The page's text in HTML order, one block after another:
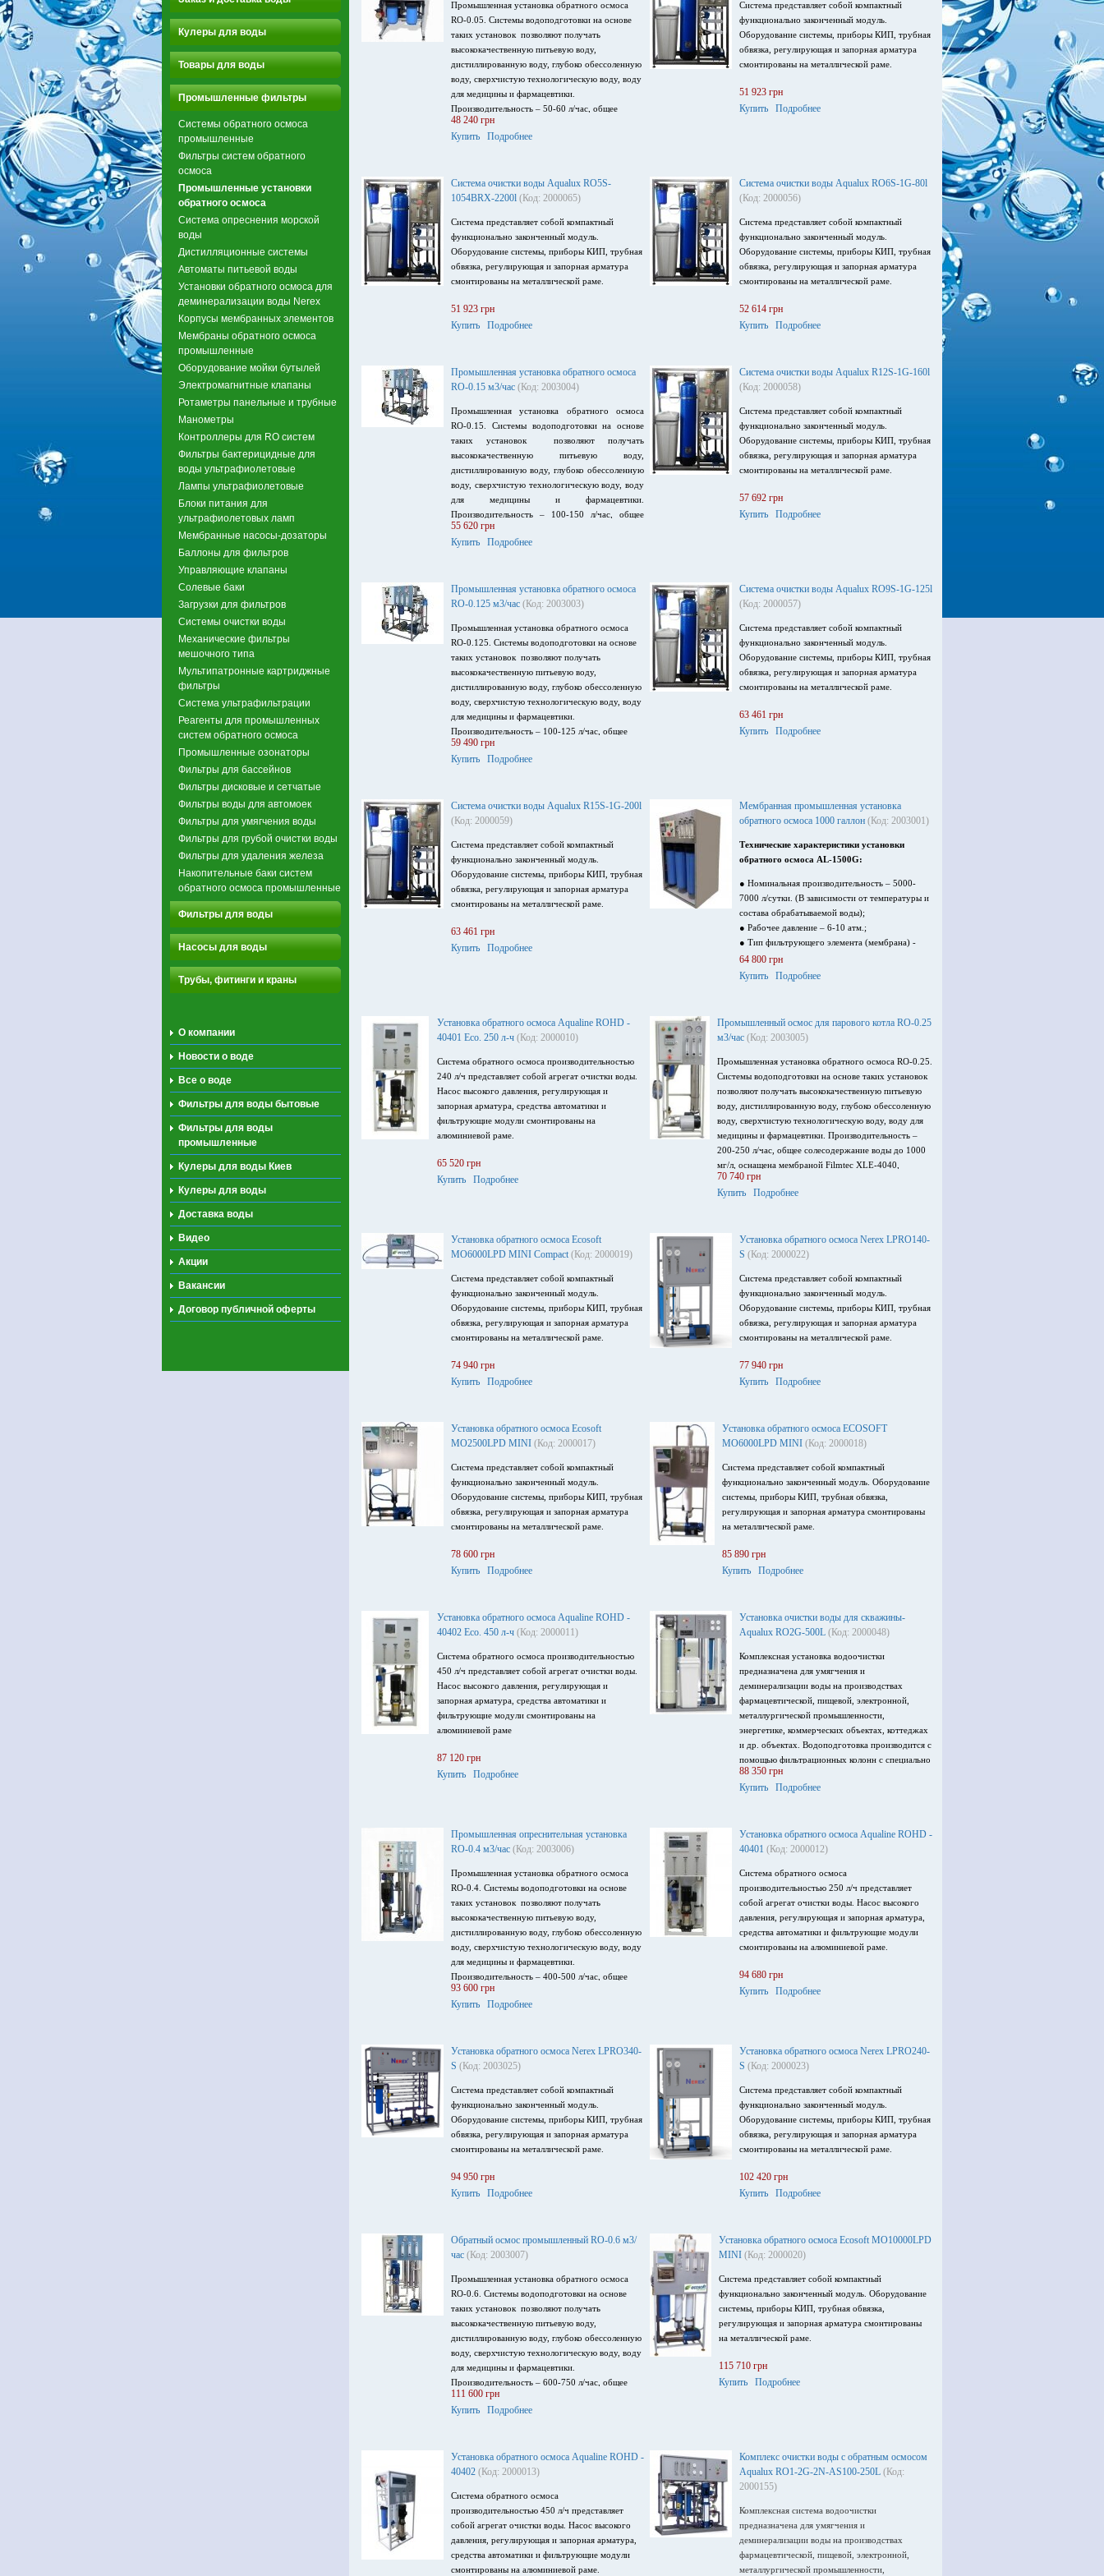
Кулеры для воды
Товары для воды
Промышленные фильтры
Системы обратного осмоса
промышленные
Фильтры систем обратного
осмоса
Промышленные установки
обратного осмоса
Система опреснения морской
воды
Дистилляционные системы
Автоматы питьевой воды
Установки обратного осмоса для
деминерализации воды Nerex
Корпусы мембранных элементов
Мембраны обратного осмоса
промышленные
Оборудование мойки бутылей
Электромагнитные клапаны
Ротаметры панельные и трубные
Манометры
Контроллеры для RO систем
Фильтры бактерицидные для
воды ультрафиолетовые
Лампы ультрафиолетовые
Блоки питания для
ультрафиолетовых ламп
Мембранные насосы-дозаторы
Баллоны для фильтров
Управляющие клапаны
Солевые баки
Загрузки для фильтров
Системы очистки воды
Механические фильтры
мешочного типа
Мультипатронные картриджные
фильтры
Система ультрафильтрации
Реагенты для промышленных
систем обратного осмоса
Промышленные озонаторы
Фильтры для бассейнов
Фильтры дисковые и сетчатые
Фильтры воды для автомоек
Фильтры для умягчения воды
Фильтры для грубой очистки воды
Фильтры для удаления железа
Накопительные баки систем
обратного осмоса промышленные
Фильтры для воды
Насосы для воды
Трубы, фитинги и краны
О компании
Новости о воде
Все о воде
Фильтры для воды бытовые
Фильтры для воды
промышленные
Кулеры для воды Киев
Кулеры для воды
Доставка воды
Видео
Акции
Вакансии
Договор публичной оферты
Промышленная установка обратного осмоса
RO-0.05. Системы водоподготовки на основе
таких установок позволяют получать
высококачественную питьевую воду,
дистиллированную воду, глубоко обессоленную
воду, сверхчистую технологическую воду, воду
для медицины и фармацевтики.
Производительность – 50-60 л/час, общее
солесодержание воды до 1000 мг/л, оснащена
мембраной Filmtec XLE-2521, напряжение
48 240 грн
Купить
Подробнее
Система представляет собой компактный
функционально законченный модуль.
Оборудование системы, приборы КИП, трубная
обвязка, регулирующая и запорная арматура
смонтированы на металлической раме.
51 923 грн
Купить
Подробнее
Система очистки воды Aqualux RO5S-
1054BRX-2200l (Код: 2000065)
Система представляет собой компактный
функционально законченный модуль.
Оборудование системы, приборы КИП, трубная
обвязка, регулирующая и запорная арматура
смонтированы на металлической раме.
51 923 грн
Купить
Подробнее
Система очистки воды Aqualux RO6S-1G-80l
(Код: 2000056)
Система представляет собой компактный
функционально законченный модуль.
Оборудование системы, приборы КИП, трубная
обвязка, регулирующая и запорная арматура
смонтированы на металлической раме.
52 614 грн
Купить
Подробнее
Промышленная установка обратного осмоса
RO-0.15 м3/час (Код: 2003004)
Промышленная установка обратного осмоса
RO-0.15.
Системы водоподготовки на основе
таких установок
позволяют получать
высококачественную питьевую воду,
дистиллированную воду, глубоко обессоленную
воду, сверхчистую технологическую воду, воду
для медицины и фармацевтики.
Производительность – 100-150 л/час, общее
солесодержание воды до 2000 мг/л, оснащена
мембранойFilmtec
электропроводности воды, напряжение питания
220В, 50 Гц, потребляемая мощность 0.55 кВт.
55 620 грн
Купить
Подробнее
Система очистки воды Aqualux R12S-1G-160l
(Код: 2000058)
Система представляет собой компактный
функционально законченный модуль.
Оборудование системы, приборы КИП, трубная
обвязка, регулирующая и запорная арматура
смонтированы на металлической раме.
57 692 грн
Купить
Подробнее
Промышленная установка обратного осмоса
RO-0.125 м3/час (Код: 2003003)
Промышленная установка обратного осмоса
RO-0.125. Системы водоподготовки на основе
таких установок позволяют получать
высококачественную питьевую воду,
дистиллированную воду, глубоко обессоленную
воду, сверхчистую технологическую воду, воду
для медицины и фармацевтики.
Производительность – 100-125 л/час, общее
солесодержание воды до 1000 мг/л, оснащена
мембраной Filmtec XLE-4021, напряжение
59 490 грн
Купить
Подробнее
Система очистки воды Aqualux RO9S-1G-125l
(Код: 2000057)
Система представляет собой компактный
функционально законченный модуль.
Оборудование системы, приборы КИП, трубная
обвязка, регулирующая и запорная арматура
смонтированы на металлической раме.
63 461 грн
Купить
Подробнее
Система очистки воды Aqualux R15S-1G-200l
(Код: 2000059)
Система представляет собой компактный
функционально законченный модуль.
Оборудование системы, приборы КИП, трубная
обвязка, регулирующая и запорная арматура
смонтированы на металлической раме.
63 461 грн
Купить
Подробнее
Мембранная промышленная установка
обратного осмоса 1000 галлон (Код: 2003001)
Технические характеристики установки
обратного осмоса AL-1500G:
● Номинальная производительность – 5000-
7000 л/сутки. (В зависимости от температуры и
состава обрабатываемой воды);
● Рабочее давление – 6-10 атм.;
● Тип фильтрующего элемента (мембрана) -
Полиамидная, композиционная
обратноосмотическая рулонного типа Filmtec
● Количество корпусов – 10 шт.
● Тип программируемого контроллера – ROC
2313
● Тип насоса – центробежный, производства
компании Euroaqua;
● Напряжение питания – 220В, 50Гц
● Установленная мощность – 1.5 кВт
● Габариты установки (ШхГхВ), мм –
600х500х1000
● Вес установки – 80 кг.
64 800 грн
Купить
Подробнее
Установка обратного осмоса Aqualine ROHD -
40401 Eco. 250 л-ч (Код: 2000010)
Система обратного осмоса производительностью
240 л/ч представляет собой агрегат очистки воды.
Насос высокого давления, регулирующая и
запорная арматура, средства автоматики и
фильтрующие модули смонтированы на
алюминиевой раме.
65 520 грн
Купить
Подробнее
Промышленный осмос для парового котла RO-0.25
м3/час (Код: 2003005)
Промышленная установка обратного осмоса RO-0.25.
Системы водоподготовки на основе таких установок
позволяют получать высококачественную питьевую
воду, дистиллированную воду, глубоко обессоленную
воду, сверхчистую технологическую воду, воду для
медицины и фармацевтики. Производительность –
200-250 л/час, общее солесодержание воды до 1000
мг/л, оснащена мембраной Filmtec XLE-4040,
обратноосмотическая установка оборудована
контроллером с возможностью измерения
70 740 грн
Купить
Подробнее
Установка обратного осмоса Ecosoft
MO6000LPD MINI Compact (Код: 2000019)
Система представляет собой компактный
функционально законченный модуль.
Оборудование системы, приборы КИП, трубная
обвязка, регулирующая и запорная арматура
смонтированы на металлической раме.
74 940 грн
Купить
Подробнее
Установка обратного осмоса Nerex LPRO140-
S (Код: 2000022)
Система представляет собой компактный
функционально законченный модуль.
Оборудование системы, приборы КИП, трубная
обвязка, регулирующая и запорная арматура
смонтированы на металлической раме.
77 940 грн
Купить
Подробнее
Установка обратного осмоса Ecosoft
MO2500LPD MINI (Код: 2000017)
Система представляет собой компактный
функционально законченный модуль.
Оборудование системы, приборы КИП, трубная
обвязка, регулирующая и запорная арматура
смонтированы на металлической раме.
78 600 грн
Купить
Подробнее
Установка обратного осмоса ECOSOFT
MO6000LPD MINI (Код: 2000018)
Система представляет собой компактный
функционально законченный модуль. Оборудование
системы, приборы КИП, трубная обвязка,
регулирующая и запорная арматура смонтированы
на металлической раме.
85 890 грн
Купить
Подробнее
Установка обратного осмоса Aqualine ROHD -
40402 Eco. 450 л-ч (Код: 2000011)
Система обратного осмоса производительностью
450 л/ч представляет собой агрегат очистки воды.
Насос высокого давления, регулирующая и
запорная арматура, средства автоматики и
фильтрующие модули смонтированы на
алюминиевой раме
87 120 грн
Купить
Подробнее
Установка очистки воды для скважины-
Aqualux RO2G-500L (Код: 2000048)
Комплексная установка водоочистки
предназначена для умягчения и
деминерализации воды на производствах
фармацевтической, пищевой, электронной,
металлургической промышленности,
энергетике, коммерческих объектах, коттеджах
и др. объектах. Водоподготовка производится с
помощью фильтрационных колонн с специально
подобранными фильтрующими загрузками.
Основное оборудование установки, приборы
КИП, трубная обвязка, регулирующая и
металлической раме.
Назначение установки
Данная установка очистки воды с обратным
осмосом предназначена для деминерализации и
глубокой очистки воды от подавляющего
Производительность: 400-500 литров в час.
88 350 грн
Купить
Подробнее
Промышленная опреснительная установка
RO-0.4 м3/час (Код: 2003006)
Промышленная установка обратного осмоса
RO-0.4. Системы водоподготовки на основе
таких установок позволяют получать
высококачественную питьевую воду,
дистиллированную воду, глубоко обессоленную
воду, сверхчистую технологическую воду, воду
для медицины и фармацевтики.
Производительность – 400-500 л/час, общее
солесодержание воды до 1000 мг/л, оснащена
мембранами Filmtec XLE-4040,
электропроводности воды, напряжение
питания 220В, 50 Гц.
93 600 грн
Купить
Подробнее
Установка обратного осмоса Aqualine ROHD -
40401 (Код: 2000012)
Система обратного осмоса
производительностью 250 л/ч представляет
собой агрегат очистки воды. Насос высокого
давления, регулирующая и запорная арматура,
средства автоматики и фильтрующие модули
смонтированы на алюминиевой раме.
94 680 грн
Купить
Подробнее
Установка обратного осмоса Nerex LPRO340-
S (Код: 2003025)
Система представляет собой компактный
функционально законченный модуль.
Оборудование системы, приборы КИП, трубная
обвязка, регулирующая и запорная арматура
смонтированы на металлической раме.
94 950 грн
Купить
Подробнее
Установка обратного осмоса Nerex LPRO240-
S (Код: 2000023)
Система представляет собой компактный
функционально законченный модуль.
Оборудование системы, приборы КИП, трубная
обвязка, регулирующая и запорная арматура
смонтированы на металлической раме.
102 420 грн
Купить
Подробнее
Обратный осмос промышленный RO-0.6 м3/
час (Код: 2003007)
Промышленная установка обратного осмоса
RO-0.6. Системы водоподготовки на основе
таких установок позволяют получать
высококачественную питьевую воду,
дистиллированную воду, глубоко обессоленную
воду, сверхчистую технологическую воду, воду
для медицины и фармацевтики.
Производительность – 600-750 л/час, общее
солесодержание воды до 1000 мг/л, оснащена
мембранами Filmtec XLE-4040,
электропроводности воды, напряжение
питания 380В, 50 Гц.
111 600 грн
Купить
Подробнее
Установка обратного осмоса Ecosoft MO10000LPD
MINI (Код: 2000020)
Система представляет собой компактный
функционально законченный модуль. Оборудование
системы, приборы КИП, трубная обвязка,
регулирующая и запорная арматура смонтированы
на металлической раме.
115 710 грн
Купить
Подробнее
Установка обратного осмоса Aqualine ROHD -
40402 (Код: 2000013)
Система обратного осмоса
производительностью 450 л/ч представляет
собой агрегат очистки воды. Насос высокого
давления, регулирующая и запорная арматура,
средства автоматики и фильтрующие модули
смонтированы на алюминиевой раме.
Комплекс очистки воды с обратным осмосом
Aqualux RO1-2G-2N-AS100-250L (Код:
2000155)
Комплексная система водоочистки
предназначена для умягчения и
деминерализации воды на производствах
фармацевтической, пищевой, электронной,
металлургической промышленности,